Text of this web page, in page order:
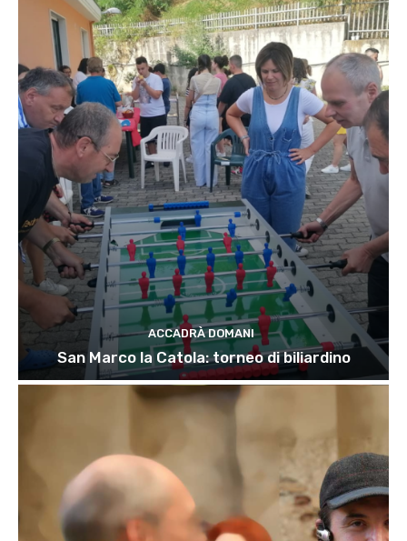
ACCADRÀ DOMANI
San Marco la Catola: torneo di biliardino